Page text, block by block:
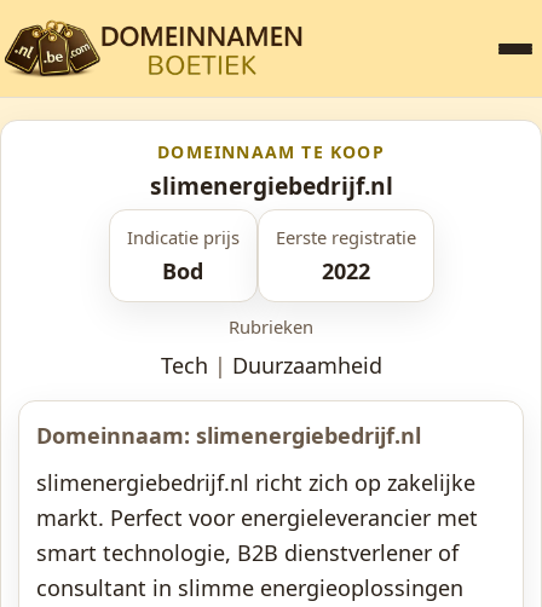
DOMEINNAAM TE KOOP
slimenergiebedrijf.nl
Indicatie prijs
Bod
Eerste registratie
2022
Rubrieken
Tech | Duurzaamheid
Domeinnaam: slimenergiebedrijf.nl
slimenergiebedrijf.nl richt zich op zakelijke
markt. Perfect voor energieleverancier met
smart technologie, B2B dienstverlener of
consultant in slimme energieoplossingen